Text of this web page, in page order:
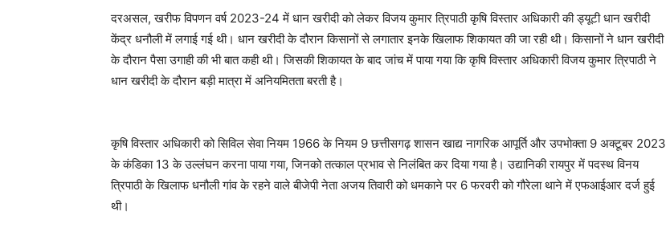
दरअसल, खरीफ विपणन वर्ष 2023-24 में धान खरीदी को लेकर विजय कुमार त्रिपाठी कृषि विस्तार अधिकारी की ड्यूटी धान खरीदी
केंद्र धनौली में लगाई गई थी। धान खरीदी के दौरान किसानों से लगातार इनके खिलाफ शिकायत की जा रही थी। किसानों ने धान खरीदी
के दौरान पैसा उगाही की भी बात कही थी। जिसकी शिकायत के बाद जांच में पाया गया कि कृषि विस्तार अधिकारी विजय कुमार त्रिपाठी ने
धान खरीदी के दौरान बड़ी मात्रा में अनियमितता बरती है।
कृषि विस्तार अधिकारी को सिविल सेवा नियम 1966 के नियम 9 छत्तीसगढ़ शासन खाद्य नागरिक आपूर्ति और उपभोक्ता 9 अक्टूबर 2023
के कंडिका 13 के उल्लंघन करना पाया गया, जिनको तत्काल प्रभाव से निलंबित कर दिया गया है। उद्यानिकी रायपुर में पदस्थ विनय
त्रिपाठी के खिलाफ धनौली गांव के रहने वाले बीजेपी नेता अजय तिवारी को धमकाने पर 6 फरवरी को गौरेला थाने में एफआईआर दर्ज हुई
थी।